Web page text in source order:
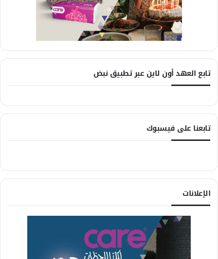
تابع العهد أون لاين عبر تطبيق نبض
تابعنا على فيسبوك
الإعلانات